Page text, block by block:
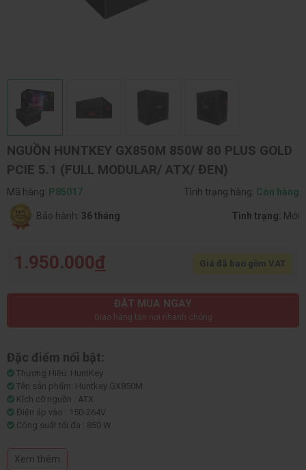
NGUỒN HUNTKEY GX850M 850W 80 PLUS GOLD
PCIE 5.1 (FULL MODULAR/ ATX/ ĐEN)
Mã hàng: P85017 Tình trạng hàng: Còn hàng
Bảo hành: 36 tháng Tình trạng: Mới
1.950.000đ Giá đã bao gồm VAT
ĐẶT MUA NGAY
Giao hàng tận nơi nhanh chóng
Đặc điểm nổi bật:
Thương Hiệu: HuntKey
Tên sản phẩm: Huntkey GX850M
Kích cỡ nguồn : ATX
Điện áp vào : 150-264V
Công suất tối đa : 850 W
Hỗ trợ chuẩn PCI-E 5.0
Quạt : 120mm Slience
Xem thêm